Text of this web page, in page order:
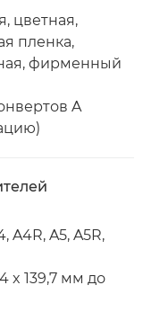
цветная,
пленка,
фирменный
A
A4R, A5, A5R,
x 139,7 мм до